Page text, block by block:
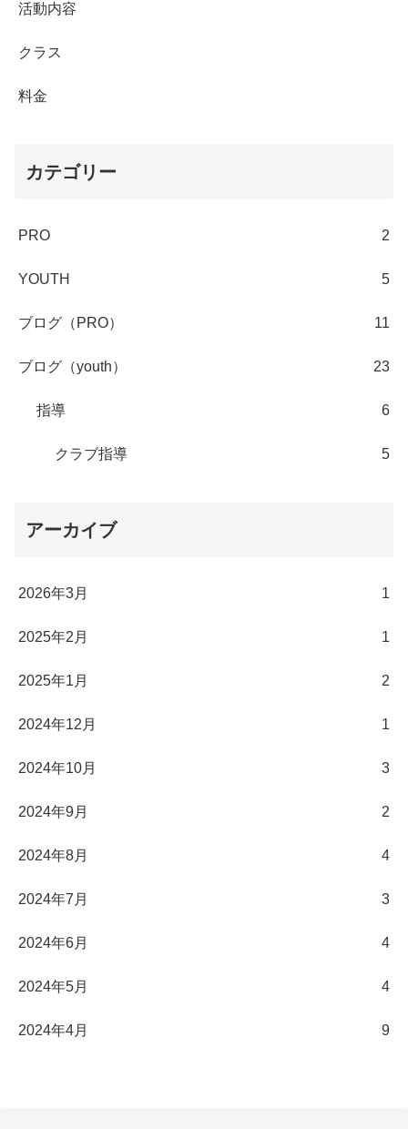
活動内容
クラス
料金
カテゴリー
PRO 2
YOUTH 5
ブログ（PRO） 11
ブログ（youth） 23
指導 6
クラブ指導 5
アーカイブ
2026年3月 1
2025年2月 1
2025年1月 2
2024年12月 1
2024年10月 3
2024年9月 2
2024年8月 4
2024年7月 3
2024年6月 4
2024年5月 4
2024年4月 9